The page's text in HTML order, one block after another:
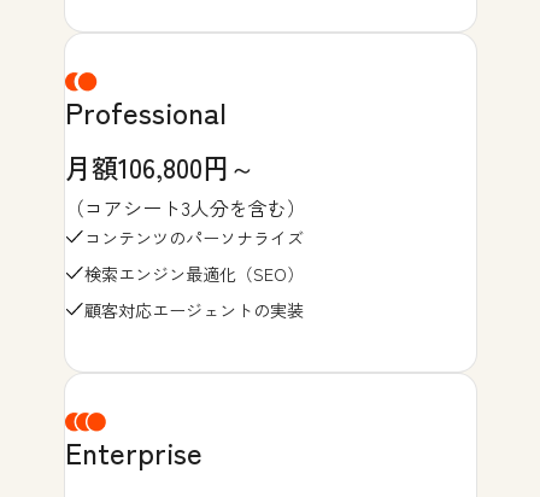
Professional
月額106,800円～
（コアシート3人分を含む）
コンテンツのパーソナライズ
検索エンジン最適化（SEO）
顧客対応エージェントの実装
Enterprise